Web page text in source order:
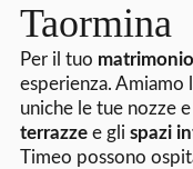
Taormina
Per il tuo
esperienza. Amiamo
uniche le tue nozze
terrazzee gli spazi
Timeo possono